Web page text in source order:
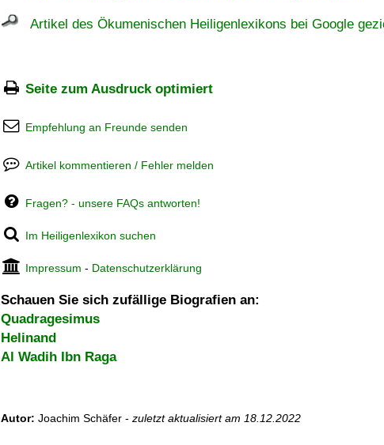
Artikel des Ökumenischen Heiligenlexikons bei Google
Seite zum Ausdruck optimiert
Empfehlung an Freunde senden
Artikel kommentieren / Fehler melden
Fragen? - unsere FAQs antworten!
Im Heiligenlexikon suchen
Impressum - Datenschutzerklärung
Schauen Sie sich zufällige Biografien an:
Quadragesimus
Helinand
Al Wadih Ibn Raga
Autor: Joachim Schäfer - zuletzt aktualisiert am 18.12.2022